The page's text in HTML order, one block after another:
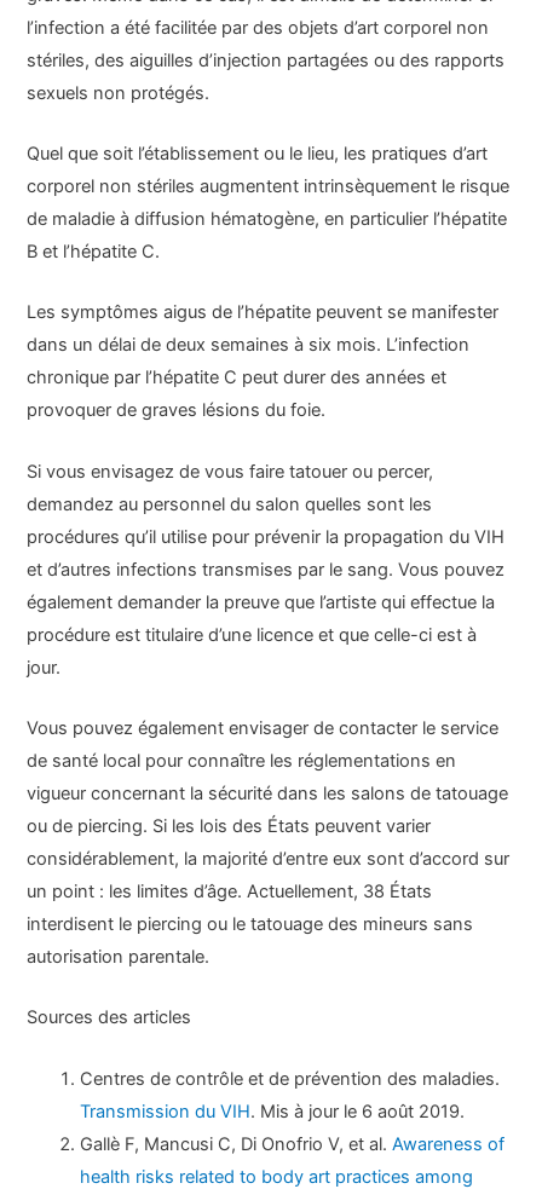
l’infection a été facilitée par des objets d’art corporel non
stériles, des aiguilles d’injection partagées ou des rapports
sexuels non protégés.
Quel que soit l’établissement ou le lieu, les pratiques d’art
corporel non stériles augmentent intrinsèquement le risque
de maladie à diffusion hématogène, en particulier l’hépatite
B et l’hépatite C.
Les symptômes aigus de l’hépatite peuvent se manifester
dans un délai de deux semaines à six mois. L’infection
chronique par l’hépatite C peut durer des années et
provoquer de graves lésions du foie.
Si vous envisagez de vous faire tatouer ou percer,
demandez au personnel du salon quelles sont les
procédures qu’il utilise pour prévenir la propagation du VIH
et d’autres infections transmises par le sang. Vous pouvez
également demander la preuve que l’artiste qui effectue la
procédure est titulaire d’une licence et que celle-ci est à
jour.
Vous pouvez également envisager de contacter le service
de santé local pour connaître les réglementations en
vigueur concernant la sécurité dans les salons de tatouage
ou de piercing. Si les lois des États peuvent varier
considérablement, la majorité d’entre eux sont d’accord sur
un point : les limites d’âge. Actuellement, 38 États
interdisent le piercing ou le tatouage des mineurs sans
autorisation parentale.
Sources des articles
Centres de contrôle et de prévention des maladies.
Transmission du VIH. Mis à jour le 6 août 2019.
Gallè F, Mancusi C, Di Onofrio V, et al.Awareness of
health risks related to body art practices among